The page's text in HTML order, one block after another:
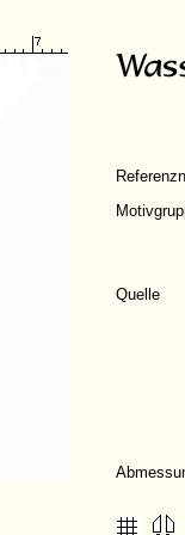
Quelle